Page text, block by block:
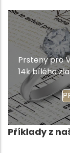
Prsteny pro
14k bílého
Příklady z